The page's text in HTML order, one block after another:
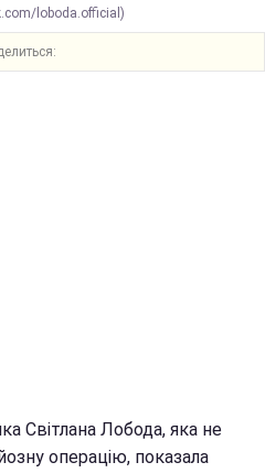
loboda.official)
Світлана Лобода, яка не
операцію, показала